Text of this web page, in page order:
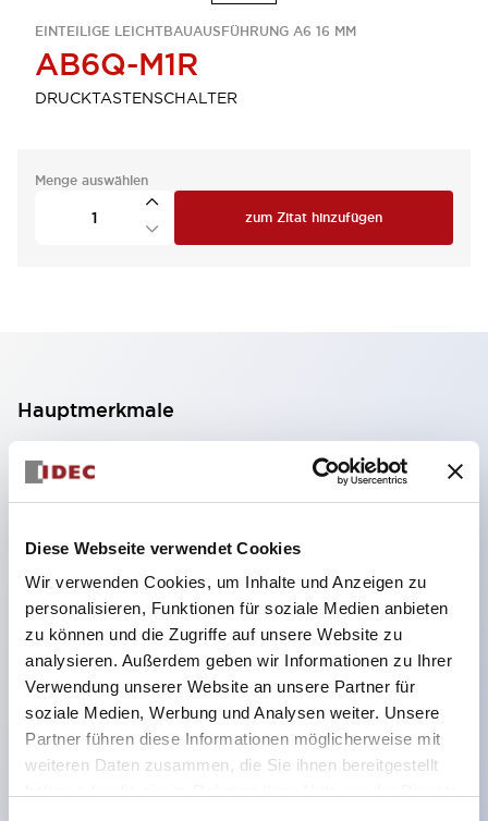
Diese Webseite verwendet Cookies
Wir verwenden Cookies, um Inhalte und Anzeigen zu
personalisieren, Funktionen für soziale Medien anbieten
zu können und die Zugriffe auf unsere Website zu
analysieren. Außerdem geben wir Informationen zu Ihrer
Verwendung unserer Website an unsere Partner für
soziale Medien, Werbung und Analysen weiter. Unsere
Partner führen diese Informationen möglicherweise mit
weiteren Daten zusammen, die Sie ihnen bereitgestellt
EINTEILIGE LEICHTBAUAUSFÜHRUNG A6 16 MM
AB6Q-M1R
DRUCKTASTENSCHALTER
Menge auswählen
zum Zitat hinzufügen
Hauptmerkmale
Geeignet für ein breites Anwendungsspektrum
von der Konsumelektronik bis zum FA-Bereich
Schutzarten IP40 und IP65 vollständig verfügbar
(IEC 60529)
UL- und CSA-zertifiziert. Entspricht EN (Europa)
Normen. CCC-zertifiziert (außer Anzeigeleuchten).
Mit speziellem Zubehör leicht auf Φ22 Flash-
Silhouette umstellbar